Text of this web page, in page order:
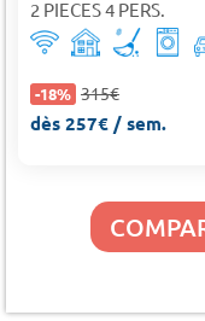
2 PIECES 4 PERS.
-18% 315€
dès 257€ / sem.